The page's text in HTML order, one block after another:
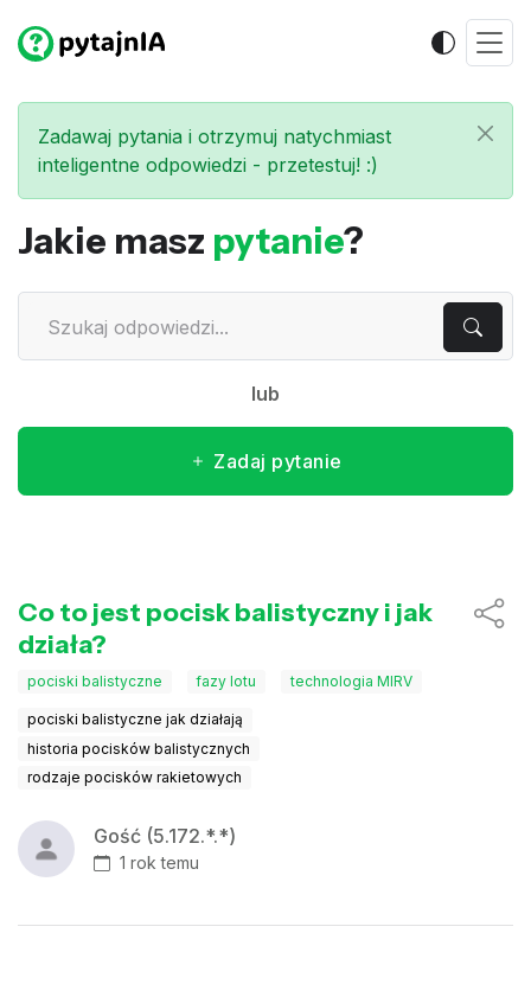
Zadawaj pytania i otrzymuj natychmiast
inteligentne odpowiedzi - przetestuj! :)
Jakie masz pytanie?
lub
Zadaj pytanie
Co to jest pocisk balistyczny i jak
działa?
pociski balistyczne fazy lotu technologia MIRV
pociski balistyczne jak działają
historia pocisków balistycznych
rodzaje pocisków rakietowych
Gość (5.172.*.*)
1 rok temu